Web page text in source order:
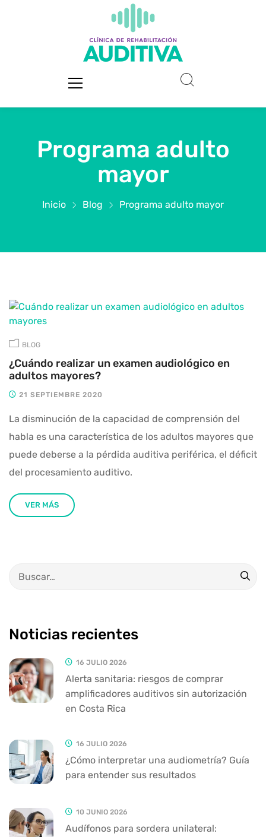
Programa adulto
mayor
Inicio Blog Programa adulto mayor
BLOG
¿Cuándo realizar un examen audiológico en
adultos mayores?
21 SEPTIEMBRE 2020
La disminución de la capacidad de comprensión del
habla es una característica de los adultos mayores que
puede deberse a la pérdida auditiva periférica, el déficit
del procesamiento auditivo.
VER MÁS
Noticias recientes
16 JULIO 2026
Alerta sanitaria: riesgos de comprar
amplificadores auditivos sin autorización
en Costa Rica
16 JULIO 2026
¿Cómo interpretar una audiometría? Guía
para entender sus resultados
10 JUNIO 2026
Audífonos para sordera unilateral: